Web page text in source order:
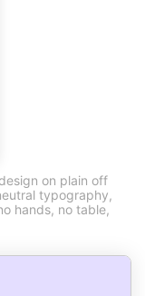
on plain off
typography,
hands, no table,